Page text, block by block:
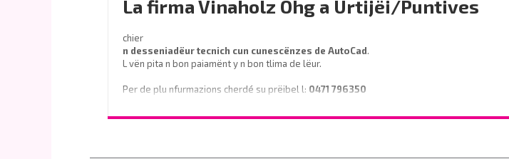
o telefoné al0471 839661
La firma Vinaholz Ohg a Urtijëi/Puntives
chier
n desseniadëur tecnich cun cunescënzes de AutoCad.
L vën pita n bon paiamënt y n bon tlima de lëur.
Per de plu nfurmazions cherdé su prëibel l: 0471 796350
info@vinaholz.com